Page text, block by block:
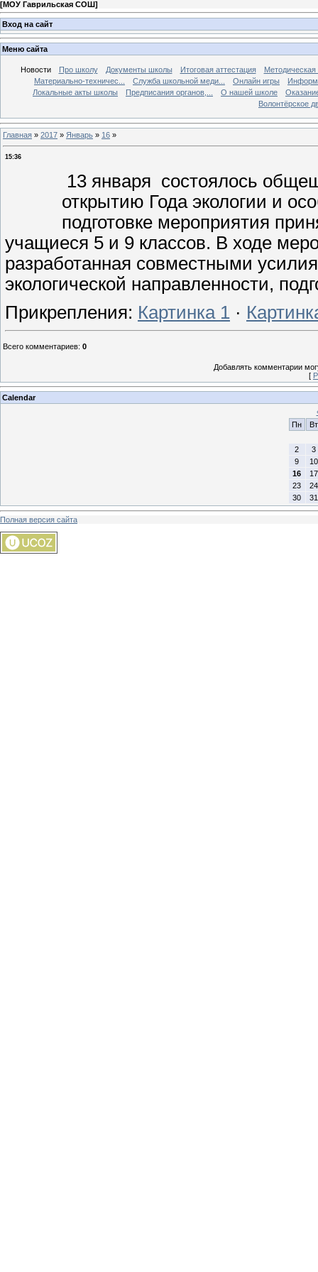
[МОУ Гаврильская СОШ]
Вход на сайт
Меню сайта
Новости Про школу Документы школы Итоговая аттестация
Методическая
Материально-техничес...
Служба школьной меди... Онлайн игры
Локальные акты школы
Предписания органов,... О нашей школе
Волонтёрское
Главная » 2017 » Январь » 16 »
15:36
13 января состоялось
открытию Года экологии и
подготовке мероприятия
учащиеся 5 и 9 классов. В ходе
разработанная совместными
экологической направленности,
Прикрепления: Картинка 1 ·
Всего комментариев: 0
Добавлять комментарии
[
Calendar
Пн
Вт
2
3
9
10
16
17
23
24
30
31
Полная версия сайта